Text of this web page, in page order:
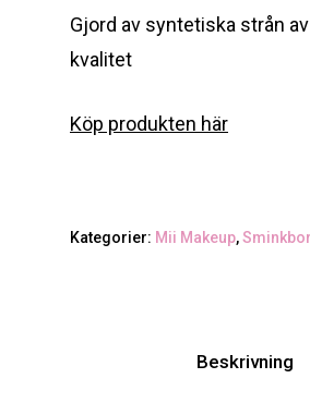
Gjord av syntetiska strån
kvalitet
Köp produkten här
Kategorier: Mii Makeup,
Beskrivning